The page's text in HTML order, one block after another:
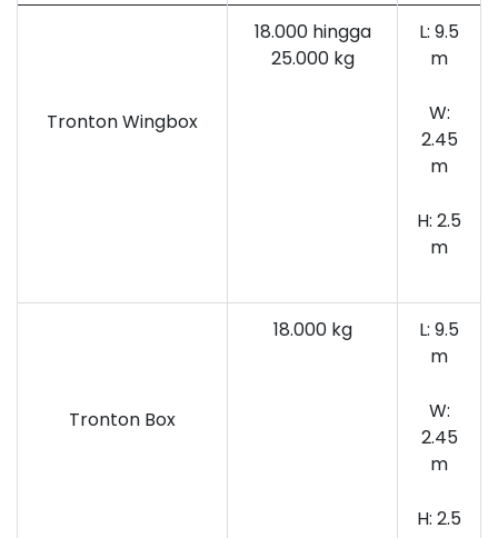
Tronton Wingbox
18.000 hingga
25.000 kg
L: 9.5
m
W:
2.45
m
H: 2.5
m
Tronton Box
18.000 kg
L: 9.5
m
W:
2.45
m
H: 2.5